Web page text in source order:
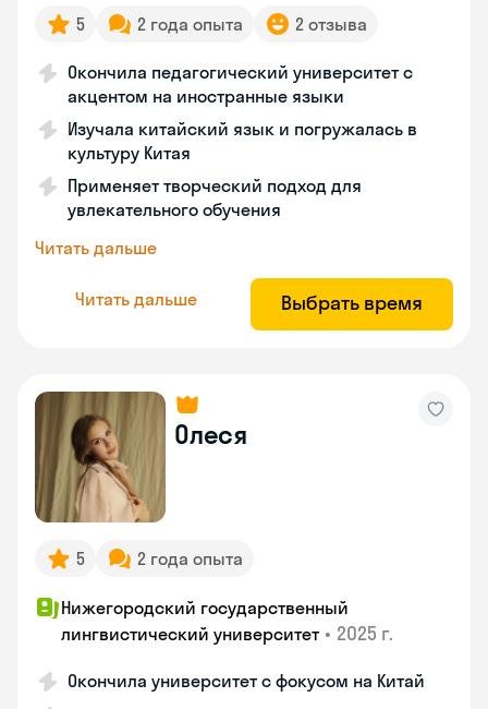
5 2 года опыта 2 отзыва
Окончила педагогический университет с
акцентом на иностранные языки
Изучала китайский язык и погружалась в
культуру Китая
Применяет творческий подход для
увлекательного обучения
Читать дальше
Читать дальше Выбрать время
Олеся
5 2 года опыта
Нижегородский государственный
лингвистический университет • 2025 г.
Окончила университет с фокусом на Китай